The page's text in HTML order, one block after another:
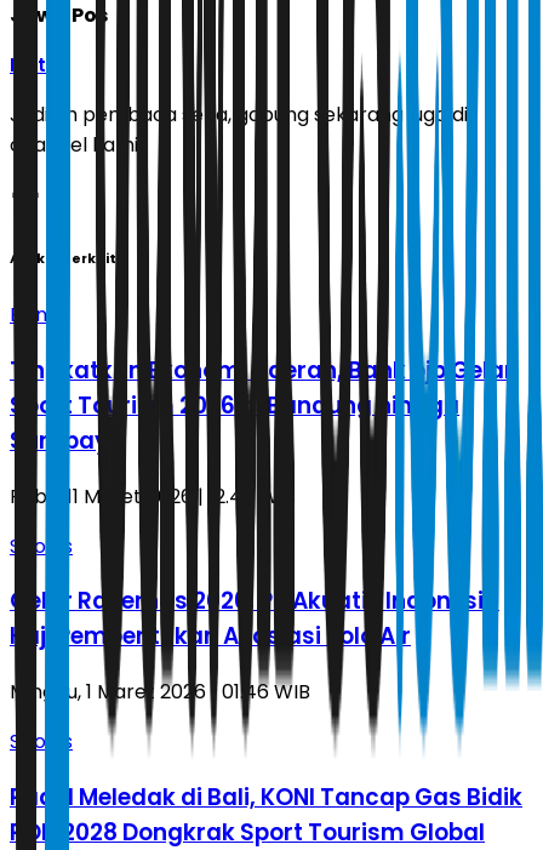
Jawa Pos
Ikuti
Jadilah pembaca setia, gabung sekarang juga di
channel kami!
Artikel Terkait
Bisnis
Tingkatkan Ekonomi Daerah, Bank bjb Gelar
Sport Tourism 2026 di Bandung hingga
Surabaya
Rabu, 11 Maret 2026 | 12.46 WIB
Sports
Gelar Rakernas 2026, PB Akuatik Indonesia
Kaji Pembentukan Asosiasi Polo Air
Minggu, 1 Maret 2026 | 01.46 WIB
Sports
Padel Meledak di Bali, KONI Tancap Gas Bidik
PON 2028 Dongkrak Sport Tourism Global